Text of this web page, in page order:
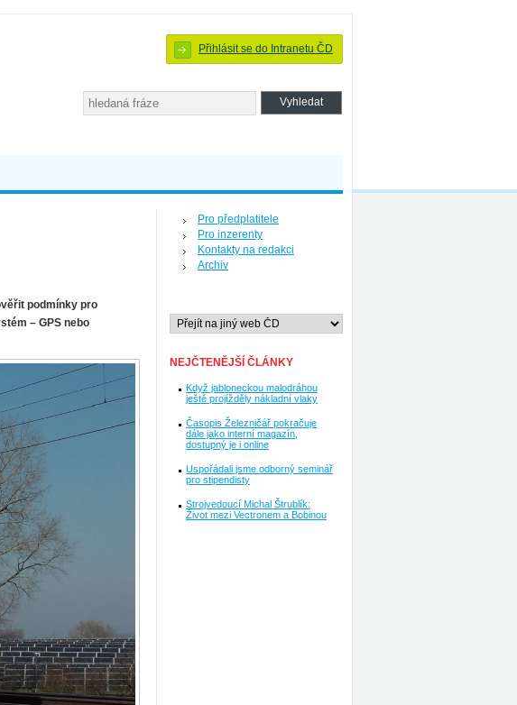
Přihlásit se do Intranetu ČD
podmínky pro
– GPS nebo
Pro předplatitele
Pro inzerenty
Kontakty na redakci
Archiv
NEJČTENĚJŠÍ ČLÁNKY
Když jabloneckou malodráhou
ještě projížděly nákladní vlaky
Časopis Železničář pokračuje
dále jako interní magazín,
dostupný je i online
Uspořádali jsme odborný seminář
pro stipendisty
Strojvedoucí Michal Štrublík:
Život mezi Vectronem a Bobinou